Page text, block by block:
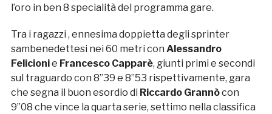
l’oro in ben 8 specialità del programma gare.
Tra i ragazzi , ennesima doppietta degli sprinter
sambenedettesi nei 60 metri con Alessandro
Felicionie Francesco Capparè, giunti primi e secondi
sul traguardo con 8”39 e 8”53 rispettivamente, gara
che segna il buon esordio di Riccardo Grannòcon
9”08 che vince la quarta serie, settimo nella classifica